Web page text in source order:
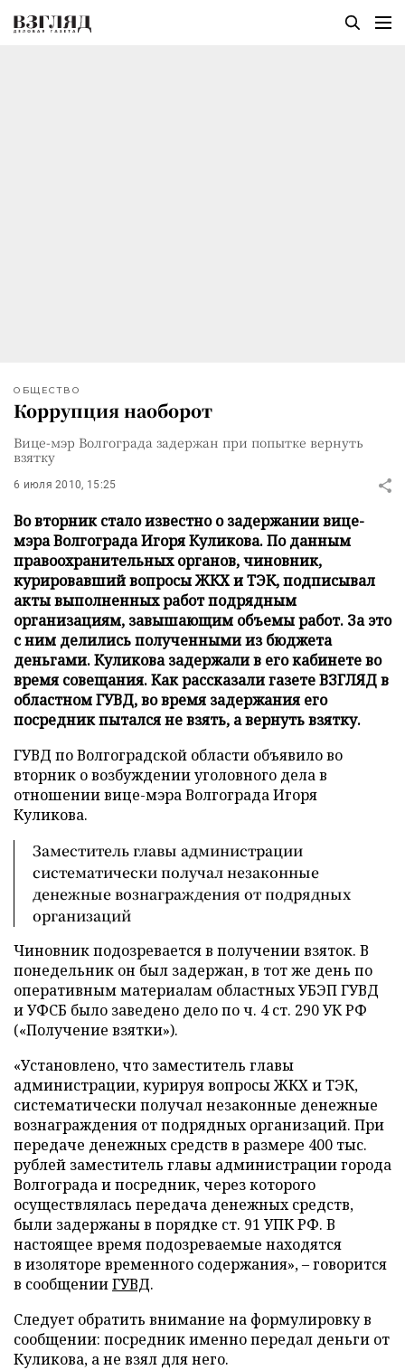
ОБЩЕСТВО
Коррупция наоборот
Вице-мэр Волгограда задержан при попытке вернуть
взятку
6 июля 2010, 15:25
Во вторник стало известно о задержании вице-
мэра Волгограда Игоря Куликова. По данным
правоохранительных органов, чиновник,
курировавший вопросы ЖКХ и ТЭК, подписывал
акты выполненных работ подрядным
организациям, завышающим объемы работ. За это
с ним делились полученными из бюджета
деньгами. Куликова задержали в его кабинете во
время совещания. Как рассказали газете ВЗГЛЯД в
областном ГУВД, во время задержания его
посредник пытался не взять, а вернуть взятку.
ГУВД по Волгоградской области объявило во
вторник о возбуждении уголовного дела в
отношении вице-мэра Волгограда Игоря
Куликова.
Заместитель главы администрации
систематически получал незаконные
денежные вознаграждения от подрядных
организаций
Чиновник подозревается в получении взяток. В
понедельник он был задержан, в тот же день по
оперативным материалам областных УБЭП ГУВД
и УФСБ было заведено дело по ч. 4 ст. 290 УК РФ
(«Получение взятки»).
«Установлено, что заместитель главы
администрации, курируя вопросы ЖКХ и ТЭК,
систематически получал незаконные денежные
вознаграждения от подрядных организаций. При
передаче денежных средств в размере 400 тыс.
рублей заместитель главы администрации города
Волгограда и посредник, через которого
осуществлялась передача денежных средств,
были задержаны в порядке ст. 91 УПК РФ. В
настоящее время подозреваемые находятся
в изоляторе временного содержания», – говорится
в сообщенииГУВД.
Следует обратить внимание на формулировку в
сообщении: посредник именно передал деньги от
Куликова, а не взял для него.